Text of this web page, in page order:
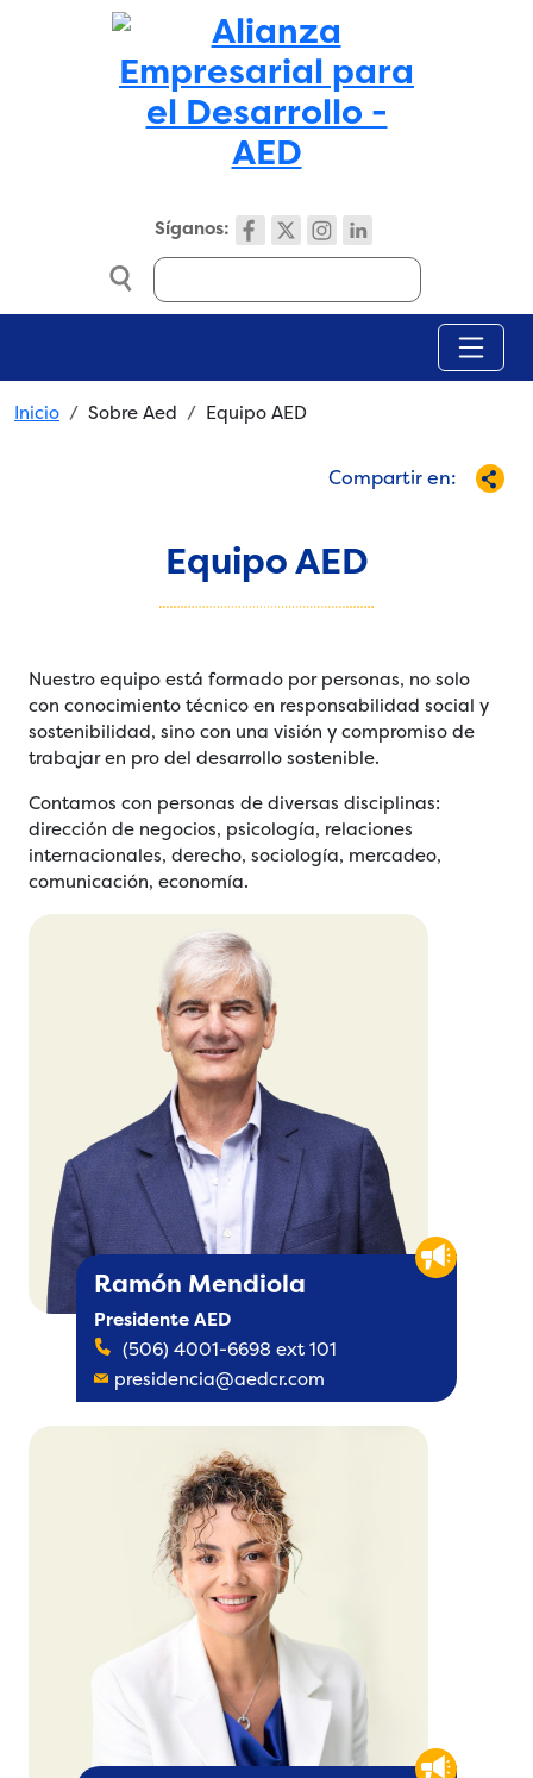
Skip to main content
Síganos:
Search
Breadcrumb
Inicio Sobre Aed Equipo AED
Compartir en:
Equipo AED
Nuestro equipo está formado por personas, no solo
con conocimiento técnico en responsabilidad social y
sostenibilidad, sino con una visión y compromiso de
trabajar en pro del desarrollo sostenible.
Contamos con personas de diversas disciplinas:
dirección de negocios, psicología, relaciones
internacionales, derecho, sociología, mercadeo,
comunicación, economía.
Ramón Mendiola
Presidente AED
(506) 4001-6698 ext 101
presidencia@aedcr.com